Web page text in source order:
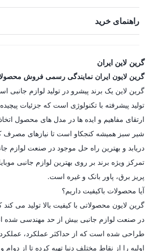
راهنمای خرید
گرین لاین ایران
گرین لایون ایران نمایندگی رسمی فروش
گرین لاین یک برند پیشرو در تولید لوازم
تولید پیشرفته با تکنولوژی است که جزئیات
شیر سبز همیشه کنجکاو است تا نیازهای مصرف
دریابد و بهترین راه حل موجود در صنعت لوازم
تمرکز ویژه برند بر روی بهترین لوازم جانبی
پریز برق، پاور بانک و غیره است.
آیا محصولات باکیفیت داریم؟
گرین لایون محصولاتی با کیفیت بالا تولید می
در صنعت لوازم جانبی بیش از حد مهندسی شده
طراحی شده است که از حداکثر عملکرد، عملکرد
اولیه را از نقاط مختلف دنیا تهیه کرده تا از